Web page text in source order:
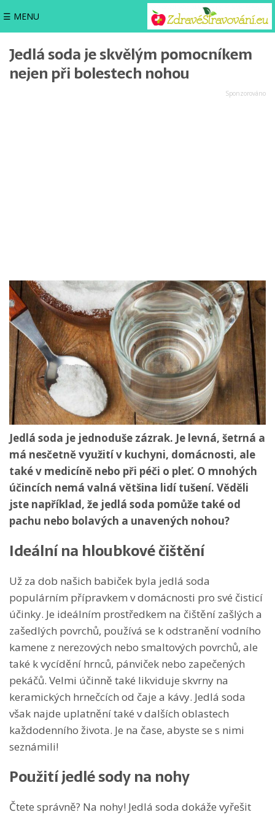
☰ MENU
Jedlá soda je skvělým pomocníkem
nejen při bolestech nohou
Jedlá soda je jednoduše zázrak. Je levná, šetrná a
má nesčetně využití v kuchyni, domácnosti, ale
také v medicíně nebo při péči o pleť. O mnohých
účincích nemá valná většina lidí tušení. Věděli
jste například, že jedlá soda pomůže také od
pachu nebo bolavých a unavených nohou?
Ideální na hloubkové čištění
Už za dob našich babiček byla jedlá soda
populárním přípravkem v domácnosti pro své čisticí
účinky. Je ideálním prostředkem na čištění zašlých a
zašedlých povrchů, používá se k odstranění vodního
kamene z nerezových nebo smaltových povrchů, ale
také k vycídění hrnců, pánviček nebo zapečených
pekáčů. Velmi účinně také likviduje skvrny na
keramických hrnečcích od čaje a kávy. Jedlá soda
však najde uplatnění také v dalších oblastech
každodenního života. Je na čase, abyste se s nimi
seznámili!
Použití jedlé sody na nohy
Čtete správně? Na nohy! Jedlá soda dokáže vyřešit